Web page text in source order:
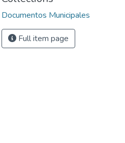
Documentos Municipales
Full item page